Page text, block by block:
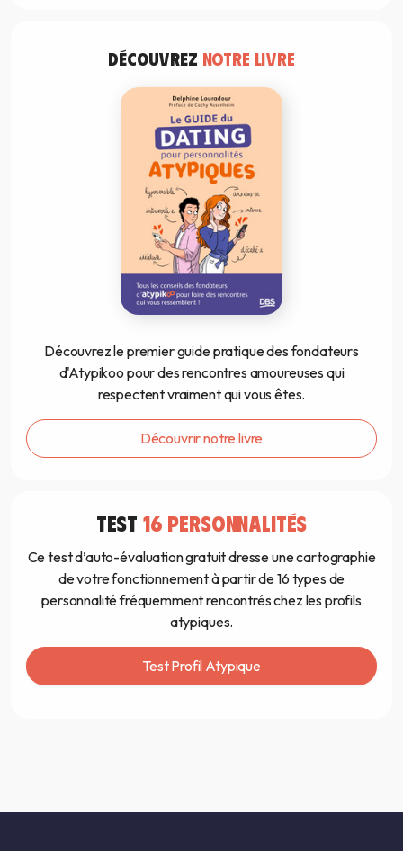
DÉCOUVREZ NOTRE LIVRE
Découvrez le premier guide pratique des fondateurs
d'Atypikoo pour des rencontres amoureuses qui
respectent vraiment qui vous êtes.
Découvrir notre livre
TEST 16 PERSONNALITÉS
Ce test d’auto-évaluation gratuit dresse une cartographie
de votre fonctionnement à partir de 16 types de
personnalité fréquemment rencontrés chez les profils
atypiques.
Test Profil Atypique